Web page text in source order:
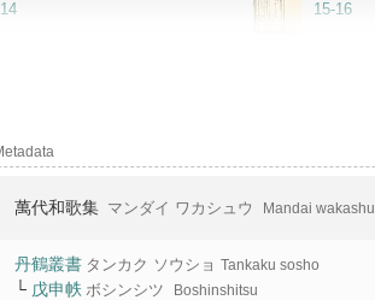
15-16
萬代和歌集 マンダイ ワカシュウ Mandai wakashu
丹鶴叢書 タンカク ソウショ Tankaku sosho
└ 戊申帙 ボシンシツ Boshinshitsu